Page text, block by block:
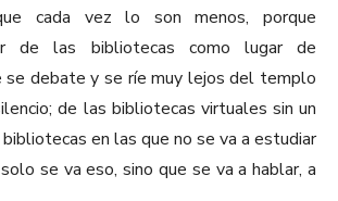
cada vez lo son menos, porque
de las bibliotecas como lugar de
se debate y se ríe muy lejos del templo
de las bibliotecas virtuales sin un
en las que no se va a estudiar
se va eso, sino que se va a hablar, a